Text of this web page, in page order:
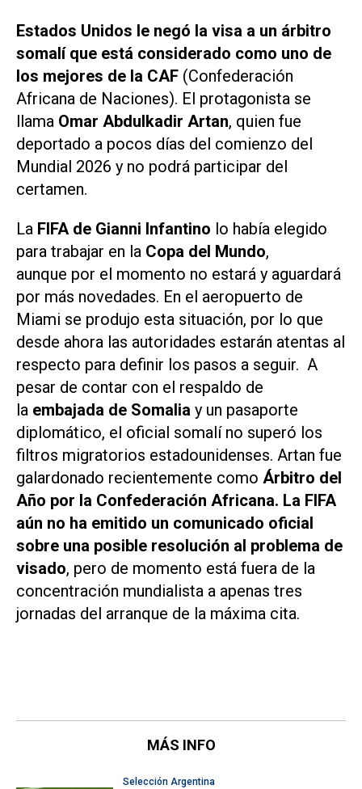
Estados Unidos le negó la visa a un árbitro
somalí que está considerado como uno de
los mejores de la CAF (Confederación
Africana de Naciones). El protagonista se
llama Omar Abdulkadir Artan, quien fue
deportado a pocos días del comienzo del
Mundial 2026 y no podrá participar del
certamen.
La FIFA de Gianni Infantino lo había elegido
para trabajar en la Copa del Mundo,
aunque por el momento no estará y aguardará
por más novedades. En el aeropuerto de
Miami se produjo esta situación, por lo que
desde ahora las autoridades estarán atentas al
respecto para definir los pasos a seguir. A
pesar de contar con el respaldo de
la embajada de Somalia y un pasaporte
diplomático, el oficial somalí no superó los
filtros migratorios estadounidenses. Artan fue
galardonado recientemente como Árbitro del
Año por la Confederación Africana. La FIFA
aún no ha emitido un comunicado oficial
sobre una posible resolución al problema de
visado, pero de momento está fuera de la
concentración mundialista a apenas tres
jornadas del arranque de la máxima cita.
MÁS INFO
Selección Argentina